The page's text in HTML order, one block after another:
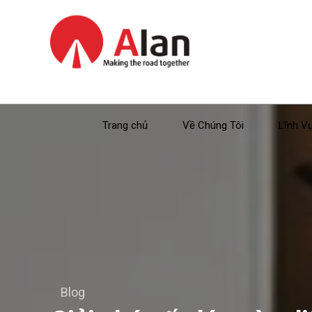
Trang chủ Về Chúng Tôi Lĩnh
Blog